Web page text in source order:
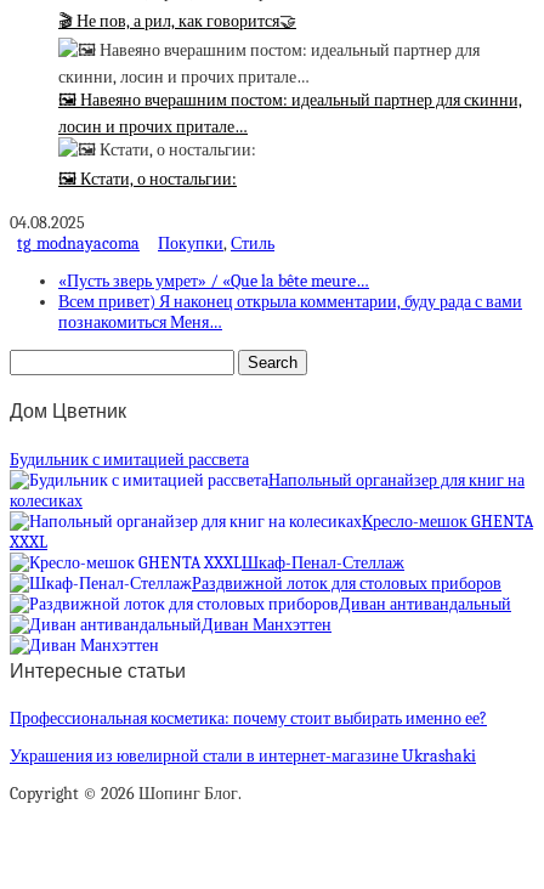
🎬 Не пов, а рил, как говорится🤝
🖼 Навеяно вчерашним постом: идеальный партнер для скинни,
лосин и прочих притале…
🖼 Кстати, о ностальгии:
04.08.2025
tg_modnayacoma
Покупки,Стиль
«Пусть зверь умрет» / «Que la bête meure…
Всем привет) Я наконец открыла комментарии, буду рада с вами
познакомиться Меня…
Дом Цветник
Будильник с имитацией рассвета
Напольный органайзер для книг на
колесиках
Кресло-мешок GHENTA
XXXL
Шкаф-Пенал-Стеллаж
Раздвижной лоток для столовых приборов
Диван антивандальный
Диван Манхэттен
Интересные статьи
Профессиональная косметика: почему стоит выбирать именно ее?
Украшения из ювелирной стали в интернет-магазине Ukrashaki
Copyright © 2026 Шопинг Блог.